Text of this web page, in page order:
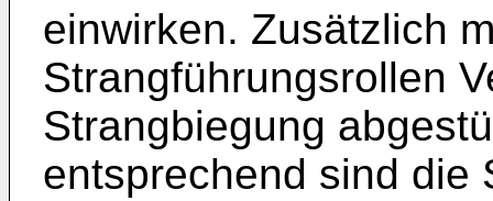
einwirken. Zusätzlich
Strangführungsrollen
Strangbiegung
entsprechend sind die